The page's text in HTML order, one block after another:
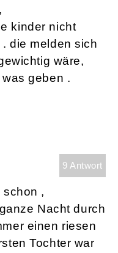
kinder nicht
die melden sich
wäre,
geben .
9 Antwort
schon ,
Nacht durch
einen riesen
Tochter war